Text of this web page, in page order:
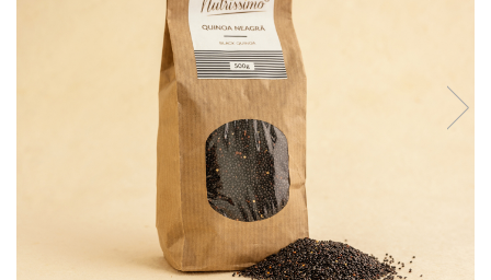
CREME ȘI PASTE TARTINABILE
CIOCOLATĂ ȘI CACAO